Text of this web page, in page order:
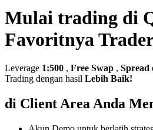
Mulai trading di
Favoritnya
Leverage 1:500 , Free Swap , Spread
Trading dengan hasil Lebih Baik!
di Client Area Anda